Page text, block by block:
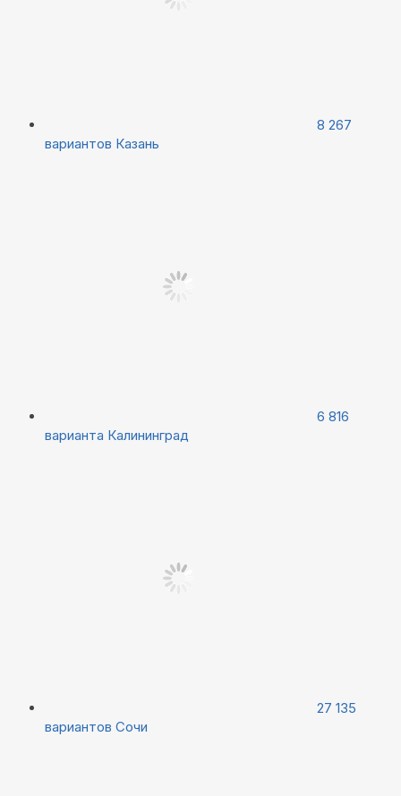
8 267
вариантов Казань
6 816
варианта Калининград
27 135
вариантов Сочи